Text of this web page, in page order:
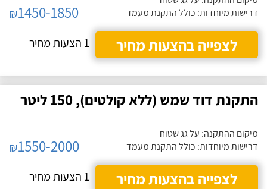
דרישות מיוחדות: כולל התקנת מעמד
₪1450-1850
לצפייה בהצעות מחיר
1 הצעות מחיר
התקנת דוד שמש (ללא קולטים), 150 ליטר
מיקום ההתקנה: על גג שטוח
דרישות מיוחדות: כולל התקנת מעמד
₪1550-2000
לצפייה בהצעות מחיר
1 הצעות מחיר